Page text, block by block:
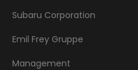
Subaru Corporation
Emil Frey Gruppe
Management